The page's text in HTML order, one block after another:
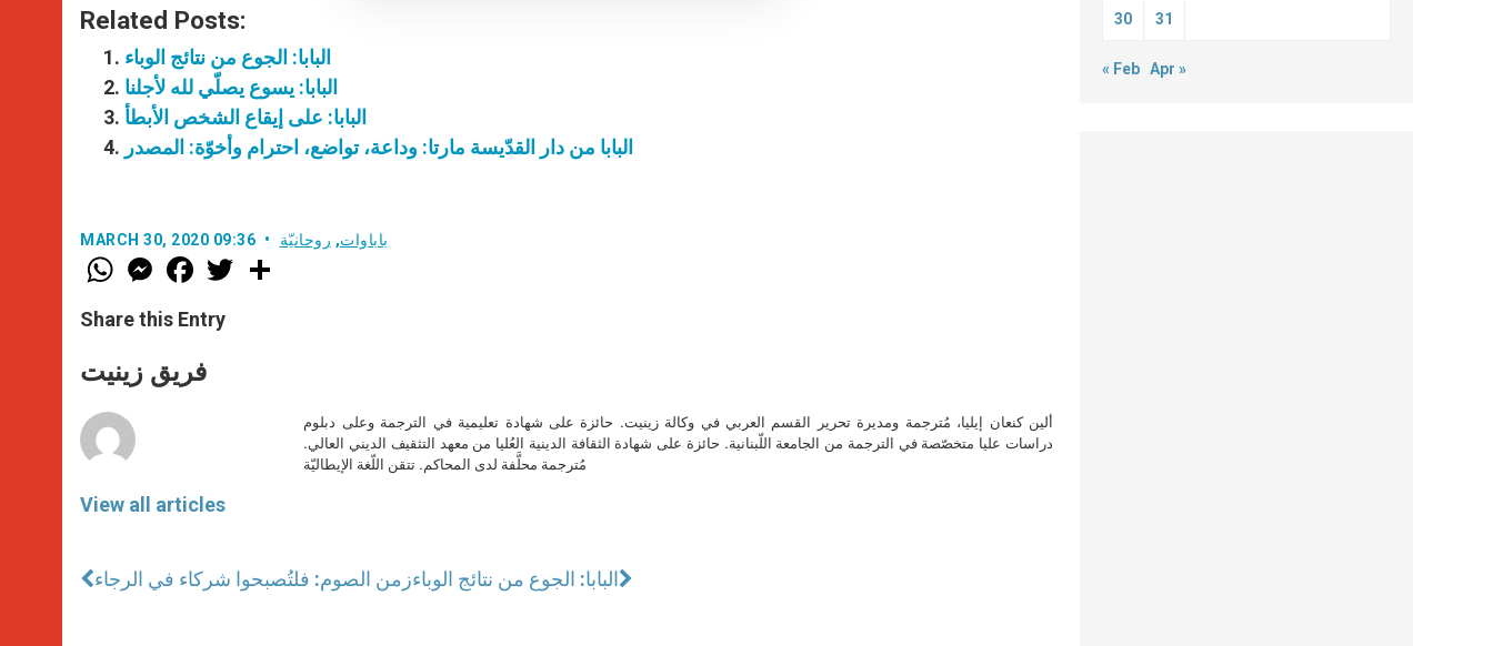
Related Posts:
البابا: الجوع من نتائج الوباء
البابا: يسوع يصلّي لله لأجلنا
البابا: على إيقاع الشخص الأبطأ
البابا من دار القدّيسة مارتا: وداعة، تواضع، احترام وأخوّة: المصدر
MARCH 30, 2020 09:36 باباوات, روحانيّة
W
h
t
s
p
p
M
e
s
e
g
e
F
a
e
b
o
k
w
Share this Entry
فريق زينيت
View all articles
ألين كنعان إيليا، مُترجمة ومديرة تحرير القسم العربي في وكالة زينيت. حائزة على شهادة تعليمية في الترجمة وعلى دبلوم
دراسات عليا متخصّصة في الترجمة من الجامعة اللّبنانية. حائزة على شهادة الثقافة الدينية العُليا من معهد التثقيف الديني العالي.
مُترجمة محلَّفة لدى المحاكم. تتقن اللّغة الإيطاليّة
زمن الصوم: فلتُصبحوا شركاء في الرجاءالبابا: الجوع من نتائج الوباء
30 31
« Feb Apr »